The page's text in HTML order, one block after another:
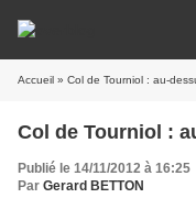
Accueil » Col de Tourniol : au-
Col de Tourniol :
Publié le 14/11/2012 à 16:25
Par Gerard BETTON